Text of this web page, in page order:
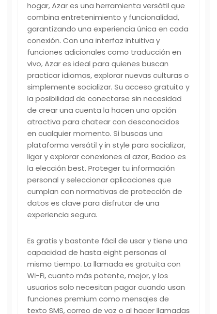
hogar, Azar es una herramienta versátil que
combina entretenimiento y funcionalidad,
garantizando una experiencia única en cada
conexión. Con una interfaz intuitiva y
funciones adicionales como traducción en
vivo, Azar es ideal para quienes buscan
practicar idiomas, explorar nuevas culturas o
simplemente socializar. Su acceso gratuito y
la posibilidad de conectarse sin necesidad
de crear una cuenta la hacen una opción
atractiva para chatear con desconocidos
en cualquier momento. Si buscas una
plataforma versátil y in style para socializar,
ligar y explorar conexiones al azar, Badoo es
la elección best. Proteger tu información
personal y seleccionar aplicaciones que
cumplan con normativas de protección de
datos es clave para disfrutar de una
experiencia segura.
Es gratis y bastante fácil de usar y tiene una
capacidad de hasta eight personas al
mismo tiempo. La llamada es gratuita con
Wi-Fi, cuanto más potente, mejor, y los
usuarios solo necesitan pagar cuando usan
funciones premium como mensajes de
texto SMS, correo de voz o al hacer llamadas